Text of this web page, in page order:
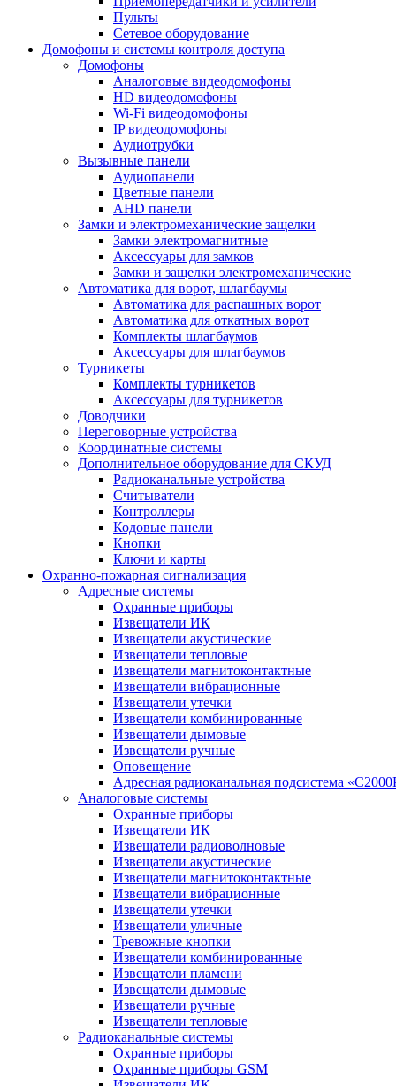
Пульты
Сетевое оборудование
Домофоны и системы контроля доступа
Домофоны
Аналоговые видеодомофоны
HD видеодомофоны
Wi-Fi видеодомофоны
IP видеодомофоны
Аудиотрубки
Вызывные панели
Аудиопанели
Цветные панели
AHD панели
Замки и электромеханические защелки
Замки электромагнитные
Аксессуары для замков
Замки и защелки электромеханические
Автоматика для ворот, шлагбаумы
Автоматика для распашных ворот
Автоматика для откатных ворот
Комплекты шлагбаумов
Аксессуары для шлагбаумов
Турникеты
Комплекты турникетов
Аксессуары для турникетов
Доводчики
Переговорные устройства
Координатные системы
Дополнительное оборудование для СКУД
Радиоканальные устройства
Считыватели
Контроллеры
Кодовые панели
Кнопки
Ключи и карты
Охранно-пожарная сигнализация
Адресные системы
Охранные приборы
Извещатели ИК
Извещатели акустические
Извещатели тепловые
Извещатели магнитоконтактные
Извещатели вибрационные
Извещатели утечки
Извещатели комбинированные
Извещатели дымовые
Извещатели ручные
Оповещение
Адресная радиоканальная подсистема
Аналоговые системы
Охранные приборы
Извещатели ИК
Извещатели радиоволновые
Извещатели акустические
Извещатели магнитоконтактные
Извещатели вибрационные
Извещатели утечки
Извещатели уличные
Тревожные кнопки
Извещатели комбинированные
Извещатели пламени
Извещатели дымовые
Извещатели ручные
Извещатели тепловые
Радиоканальные системы
Охранные приборы
Охранные приборы GSM